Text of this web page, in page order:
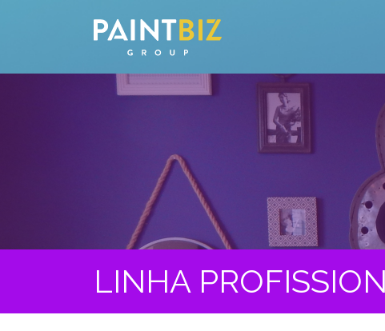
LINHA